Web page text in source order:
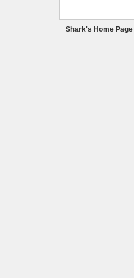
Shark's Home Page